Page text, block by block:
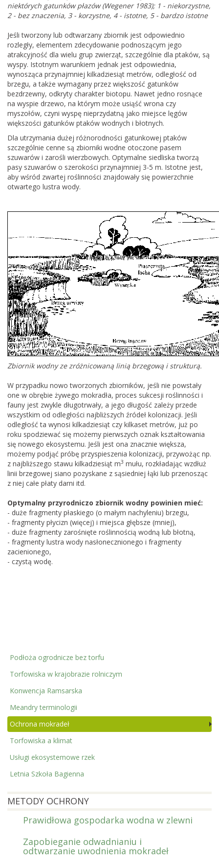
niektórych gatunków płazów (Wegener 1983); 1 - niekorzystne,
2 - bez znaczenia, 3 - korzystne, 4 - istotne, 5 - bardzo istotne
Jeśli tworzony lub odtwarzany zbiornik jest odpowiednio
rozległy, elementem zdecydowanie podnoszącym jego
atrakcyjność dla wielu grup zwierząt, szczególnie dla ptaków, są
wyspy. Istotnym warunkiem jednak jest odpowiednia,
wynosząca przynajmniej kilkadziesiąt metrów, odległość od
brzegu, a także wymagany przez większość gatunków
bezdrzewny, odkryty charakter biotopu. Nawet jedno rosnące
na wyspie drzewo, na którym może usiąść wrona czy
myszołów, czyni wyspę nieprzydatną jako miejsce lęgów
większości gatunków ptaków wodnych i błotnych.
Dla utrzymania dużej różnorodności gatunkowej ptaków
szczególnie cenne są zbiorniki wodne otoczone pasem
szuwarów i zarośli wierzbowych. Optymalne siedliska tworzą
pasy szuwarów o szerokości przynajmniej 3-5 m. Istotne jest,
aby wśród zwartej roślinności znajdowały się powierzchnie
otwartego lustra wody.
Zbiornik wodny ze zróżnicowaną linią brzegową i strukturą.
W przypadku nowo tworzonych zbiorników, jeśli nie powstały
one w obrębie żywego mokradła, proces sukcesji roślinności i
fauny jest zwykle długotrwały, a jego długość zależy przede
wszystkim od odległości najbliższych źródeł kolonizacji. Jeśli
odległość ta wynosi kilkadziesiąt czy kilkaset metrów, już po
roku spodziewać się możemy pierwszych oznak kształtowania
się nowego ekosystemu. Jeśli jest ona znacznie większa,
możemy podjąć próbę przyspieszenia kolonizacji, przywożąc np.
z najbliższego stawu kilkadziesiąt m3 mułu, rozkładając wzdłuż
linii brzegowej siano pozyskane z sąsiedniej łąki lub przenosząc
z niej całe płaty darni itd.
Optymalny przyrodniczo zbiornik wodny powinien mieć:
- duże fragmenty płaskiego (o małym nachyleniu) brzegu,
- fragmenty płycizn (więcej) i miejsca głębsze (mniej),
- duże fragmenty zarośnięte roślinnością wodną lub błotną,
- fragmenty lustra wody nasłonecznionego i fragmenty
zacienionego,
- czystą wodę.
Podłoża ogrodnicze bez torfu
Torfowiska w krajobrazie rolniczym
Konwencja Ramsarska
Meandry terminologii
Ochrona mokradeł
Torfowiska a klimat
Usługi ekosystemowe rzek
Letnia Szkoła Bagienna
METODY OCHRONY
Prawidłowa gospodarka wodna w zlewni
Zapobieganie odwadnianiu i
odtwarzanie uwodnienia mokradeł